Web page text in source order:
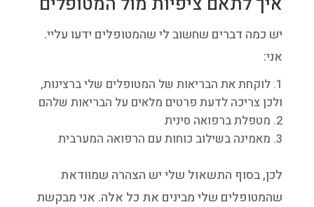
יש כמה דברים שחשוב לי שהמטופלים ידעו עליי.
אני:
לוקחת את הבריאות של המטופלים שלי ברצינות,
ולכן צריכה לדעת פרטים מלאים על הבריאות שלהם
מטפלת ברפואה סינית
מאמינה בשילוב כוחות עם הרפואה המערבית
לכן, בסוף התשאול שלי יש הצהרה שמוודאת
שהמטופלים שלי מבינים את כל אלה. אני מבקשת